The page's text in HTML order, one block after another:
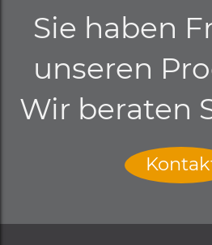
Sie haben
unseren
Wir beraten